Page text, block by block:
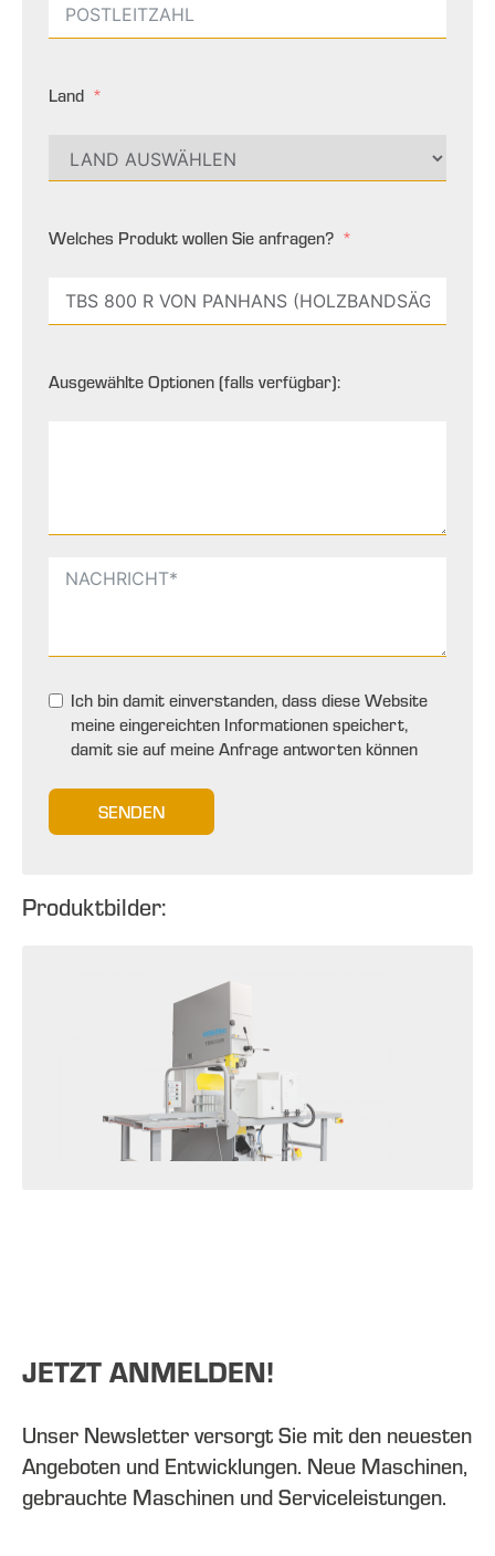
Land
Welches Produkt wollen Sie anfragen?
Ausgewählte Optionen (falls verfügbar):
Ich bin damit einverstanden, dass diese Website
meine eingereichten Informationen speichert,
damit sie auf meine Anfrage antworten können
SENDEN
Produktbilder:
JETZT ANMELDEN!
Unser Newsletter versorgt Sie mit den neuesten
Angeboten und Entwicklungen. Neue Maschinen,
gebrauchte Maschinen und Serviceleistungen.